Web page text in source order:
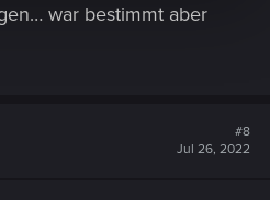
war bestimmt aber
#8
Jul 26, 2022